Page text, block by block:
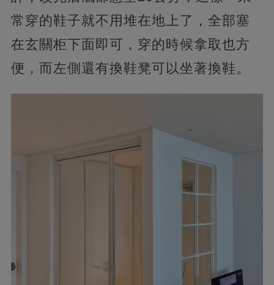
常穿的鞋子就不用堆在地上了，全部塞
在玄關柜下面即可，穿的時候拿取也方
便，而左側還有換鞋凳可以坐著換鞋。